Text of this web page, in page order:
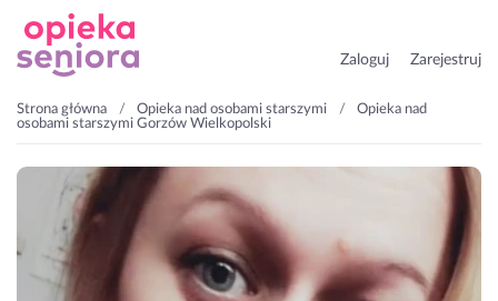
Zaloguj Zarejestruj
Strona główna Opieka nad osobami starszymi
Opieka nad
osobami starszymi Gorzów Wielkopolski